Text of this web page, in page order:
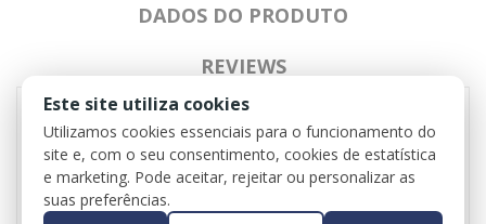
DADOS DO PRODUTO
REVIEWS
A pulseira vermelha de 7 nós é usada
espiritualmente como símbolo de proteção, sorte e
afastamento de energias negativas. Acredita-se
Este site utiliza cookies
Utilizamos cookies essenciais para o funcionamento do
site e, com o seu consentimento, cookies de estatística
e marketing. Pode aceitar, rejeitar ou personalizar as
suas preferências.